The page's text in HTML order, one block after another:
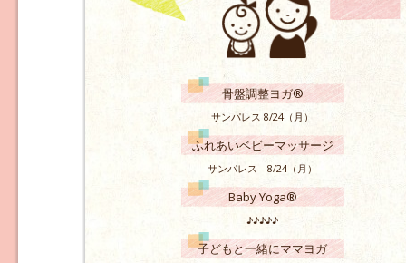
骨盤調整ヨガ®
サンパレス 8/24（月）
ふれあいベビーマッサージ
サンパレス 8/24（月）
Baby Yoga®
♪♪♪♪♪
子どもと一緒にママヨガ